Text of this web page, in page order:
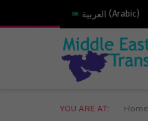
العربية (Arabic)
YOU ARE AT: Home